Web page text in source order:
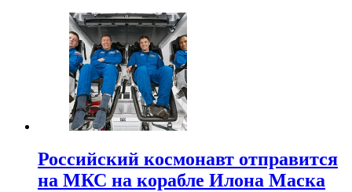
Российский космонавт отправится
на МКС на корабле Илона Маска